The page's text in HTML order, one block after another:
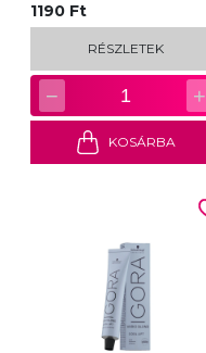
1190 Ft
RÉSZLETEK
− 1 +
KOSÁRBA